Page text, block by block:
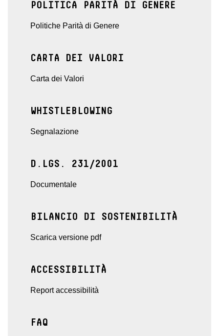
POLITICA PARITÀ DI GENERE
Politiche Parità di Genere
CARTA DEI VALORI
Carta dei Valori
WHISTLEBLOWING
Segnalazione
D.LGS. 231/2001
Documentale
BILANCIO DI SOSTENIBILITÀ
Scarica versione pdf
ACCESSIBILITÀ
Report accessibilità
FAQ